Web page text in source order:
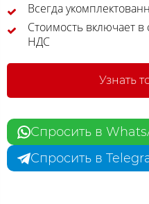
Всегда
Стоимость включает
НДС
Узнать
Спросить в
Спросить в